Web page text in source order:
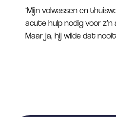
‘Mijn volwassen en
acute hulp nodig voor z’n
Maar ja, hij wilde dat nooit